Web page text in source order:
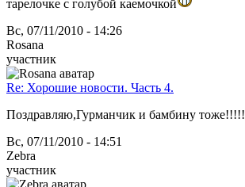
тарелочке с голубой каемочкой
Вс, 07/11/2010 - 14:26
Rosana
участник
Re: Хорошие новости. Часть 4.
Поздравляю,Гурманчик и бамбину тоже!!!!!
Вс, 07/11/2010 - 14:51
Zebra
участник